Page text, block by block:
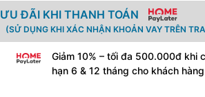
ƯU ĐÃI KHI THANH TOÁN
(SỬ DỤNG KHI XÁC NHẬN KHOẢN VAY TRÊN
Giảm 10% – tối đa 500.000đ khi
hạn 6 & 12 tháng cho khách